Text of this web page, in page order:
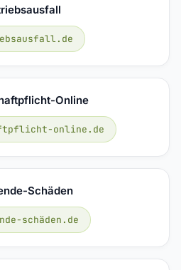
Online
online.de
Schäden
schäden.de